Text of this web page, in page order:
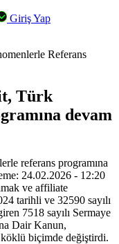
Giriş Yap
Referans
Türk
devam
referans programına
24.02.2026 - 12:20
ve affiliate
tarihli ve 32590 sayılı
7518 sayılı Sermaye
Dair Kanun,
biçimde değiştirdi.